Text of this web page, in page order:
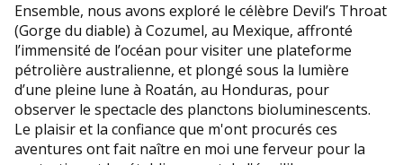
Ensemble, nous avons exploré le célèbre Devil’s Throat
(Gorge du diable) à Cozumel, au Mexique, affronté
l’immensité de l’océan pour visiter une plateforme
pétrolière australienne, et plongé sous la lumière
d’une pleine lune à Roatán, au Honduras, pour
observer le spectacle des planctons bioluminescents.
Le plaisir et la confiance que m'ont procurés ces
aventures ont fait naître en moi une ferveur pour la